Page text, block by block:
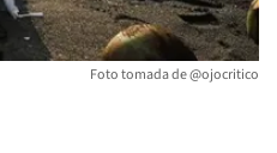
Foto tomada de @ojocritico